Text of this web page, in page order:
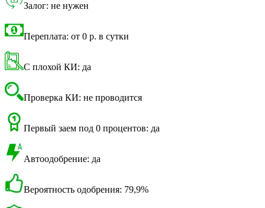
Залог: не нужен
Переплата: от 0 р. в сутки
С плохой КИ: да
Проверка КИ: не проводится
Первый заем под 0 процентов: да
Автоодобрение: да
Вероятность одобрения: 79,9%